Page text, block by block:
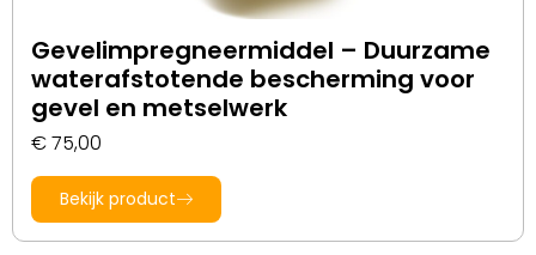
Gevelimpregneermiddel – Duurzame
waterafstotende bescherming voor
gevel en metselwerk
€75,00
Bekijk product